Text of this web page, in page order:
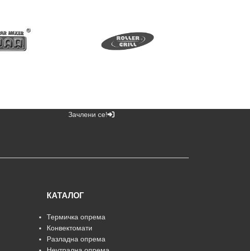
Зачлени се!
КАТАЛОГ
Термичка опрема
Конвектомати
Разладна опрема